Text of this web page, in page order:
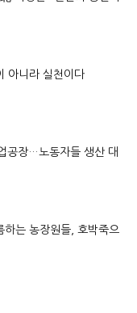
아니라 실천이다
공장…노동자들 생산 대
하는 농장원들, 호박죽으